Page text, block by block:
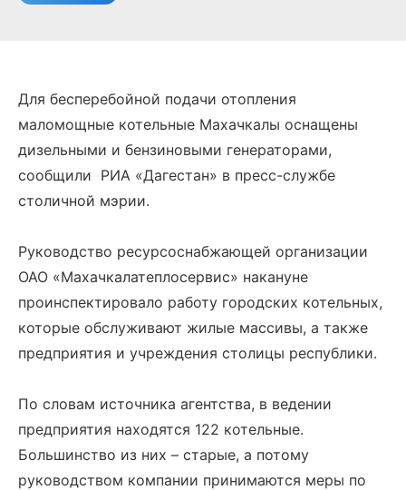
Для бесперебойной подачи отопления
маломощные котельные Махачкалы оснащены
дизельными и бензиновыми генераторами,
сообщили РИА «Дагестан» в пресс-службе
столичной мэрии.
Руководство ресурсоснабжающей организации
ОАО «Махачкалатеплосервис» накануне
проинспектировало работу городских котельных,
которые обслуживают жилые массивы, а также
предприятия и учреждения столицы республики.
По словам источника агентства, в ведении
предприятия находятся 122 котельные.
Большинство из них – старые, а потому
руководством компании принимаются меры по